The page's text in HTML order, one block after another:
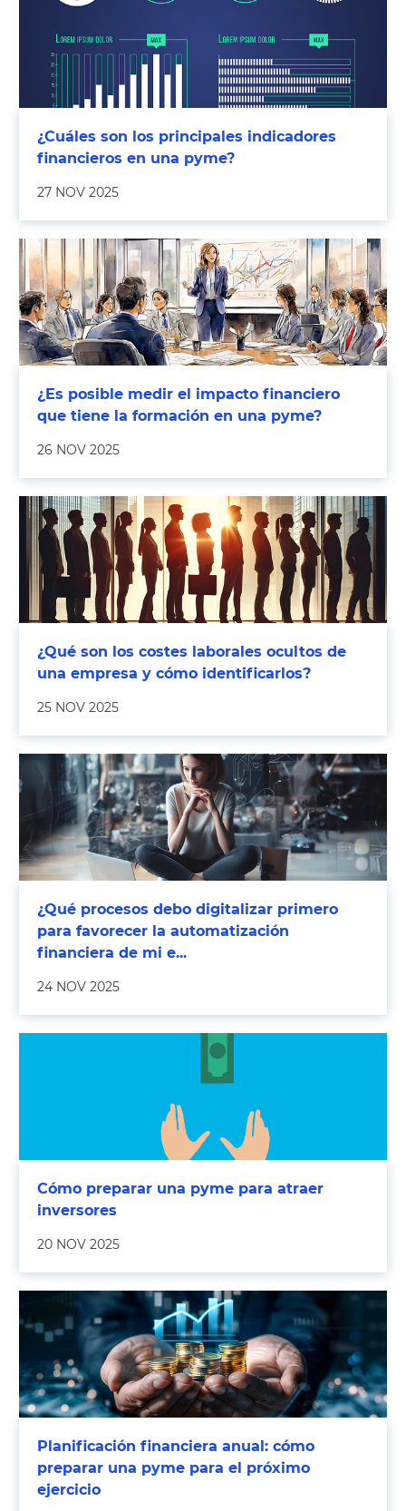
¿Cuáles son los principales indicadores
financieros en una pyme?
27 NOV 2025
¿Es posible medir el impacto financiero
que tiene la formación en una pyme?
26 NOV 2025
¿Qué son los costes laborales ocultos de
una empresa y cómo identificarlos?
25 NOV 2025
¿Qué procesos debo digitalizar primero
para favorecer la automatización
financiera de mi e...
24 NOV 2025
Cómo preparar una pyme para atraer
inversores
20 NOV 2025
Planificación financiera anual: cómo
preparar una pyme para el próximo
ejercicio